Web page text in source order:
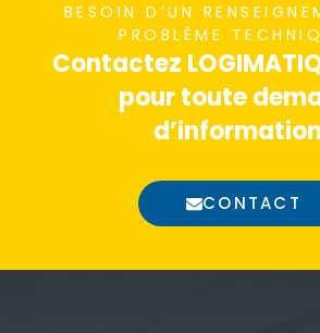
BESOIN D’UN
PROBLÈME
Contactez
pour toute
CONTACT